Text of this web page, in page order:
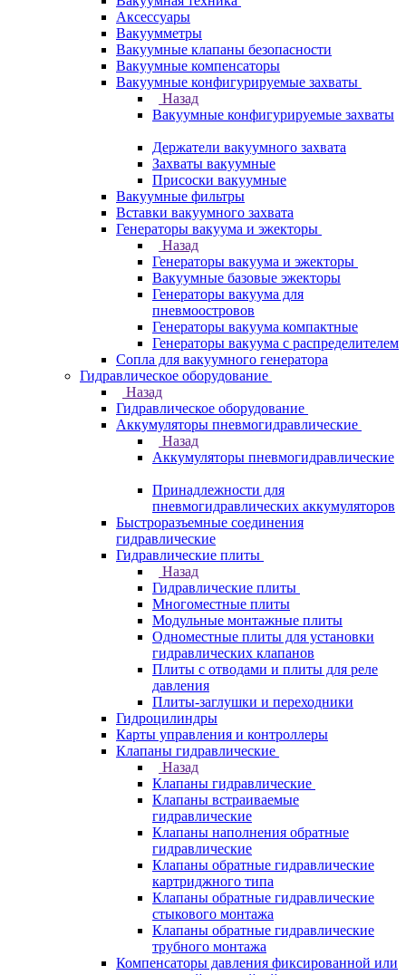
Аксессуары
Вакуумметры
Вакуумные клапаны безопасности
Вакуумные компенсаторы
Вакуумные конфигурируемые захваты
Назад
Вакуумные конфигурируемые захваты
Держатели вакуумного захвата
Захваты вакуумные
Присоски вакуумные
Вакуумные фильтры
Вставки вакуумного захвата
Генераторы вакуума и эжекторы
Назад
Генераторы вакуума и эжекторы
Вакуумные базовые эжекторы
Генераторы вакуума для
пневмоостровов
Генераторы вакуума компактные
Генераторы вакуума с распределителем
Сопла для вакуумного генератора
Гидравлическое оборудование
Назад
Гидравлическое оборудование
Аккумуляторы пневмогидравлические
Назад
Аккумуляторы пневмогидравлические
Принадлежности для
пневмогидравлических аккумуляторов
Быстроразъемные соединения
гидравлические
Гидравлические плиты
Назад
Гидравлические плиты
Многоместные плиты
Модульные монтажные плиты
Одноместные плиты для установки
гидравлических клапанов
Плиты с отводами и плиты для реле
давления
Плиты-заглушки и переходники
Гидроцилиндры
Карты управления и контроллеры
Клапаны гидравлические
Назад
Клапаны гидравлические
Клапаны встраиваемые
гидравлические
Клапаны наполнения обратные
гидравлические
Клапаны обратные гидравлические
картриджного типа
Клапаны обратные гидравлические
стыкового монтажа
Клапаны обратные гидравлические
трубного монтажа
Компенсаторы давления фиксированной или